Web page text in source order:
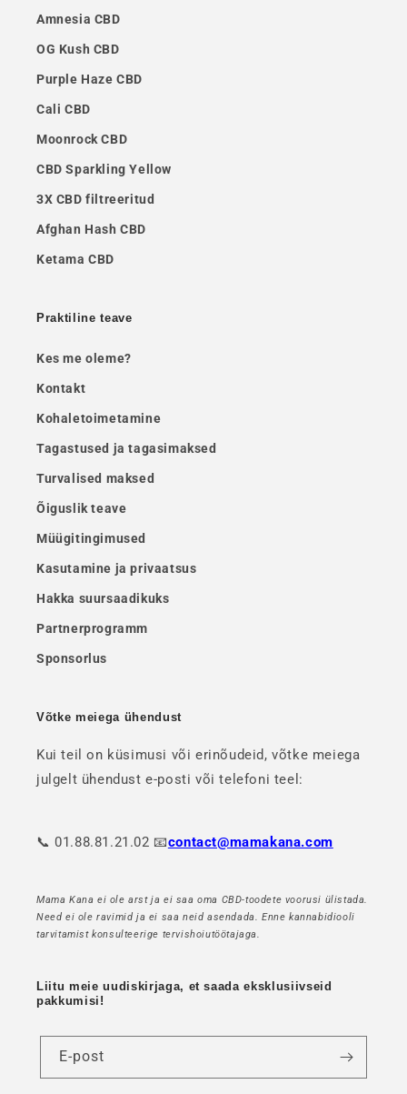
Amnesia CBD
OG Kush CBD
Purple Haze CBD
Cali CBD
Moonrock CBD
CBD Sparkling Yellow
3X CBD filtreeritud
Afghan Hash CBD
Ketama CBD
Praktiline teave
Kes me oleme?
Kontakt
Kohaletoimetamine
Tagastused ja tagasimaksed
Turvalised maksed
Õiguslik teave
Müügitingimused
Kasutamine ja privaatsus
Hakka suursaadikuks
Partnerprogramm
Sponsorlus
Võtke meiega ühendust
Kui teil on küsimusi või erinõudeid, võtke meiega
julgelt ühendust e-posti või telefoni teel:
📞 01.88.81.21.02 📧contact@mamakana.com
Mama Kana ei ole arst ja ei saa oma CBD-toodete voorusi ülistada.
Need ei ole ravimid ja ei saa neid asendada. Enne kannabidiooli
tarvitamist konsulteerige tervishoiutöötajaga.
Liitu meie uudiskirjaga, et saada eksklusiivseid
pakkumisi!
E-post